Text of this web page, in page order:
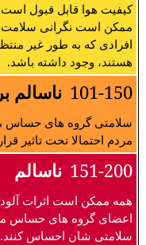
کیفیت هوا قابل قبول است
ممکن است نگرانی سلامت
افرادی که به طور غیر
هستند، وجود داشته باشد.
101-150 ناسالم
سلامتی گروه های حساس
مردم احتمالا تحت تاثیر
151-200 ناسالم
همه ممکن است اثرات
اعضای گروه های حساس
سلامتی شان احساس کنند.